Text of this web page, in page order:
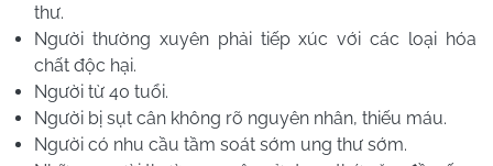
thư.
Người thường xuyên phải tiếp xúc với các loại hóa
chất độc hại.
Người từ 40 tuổi.
Người bị sụt cân không rõ nguyên nhân, thiếu máu.
Người có nhu cầu tầm soát sớm ung thư sớm.